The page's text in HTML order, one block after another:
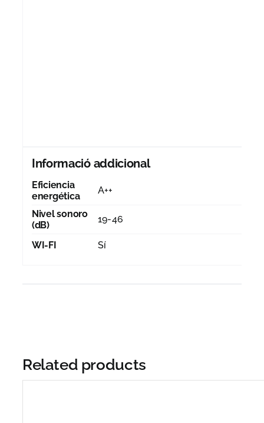
Informació addicional
Eficiencia
energética
A++
Nivel sonoro
(dB)
19-46
WI-FI Sí
Related products